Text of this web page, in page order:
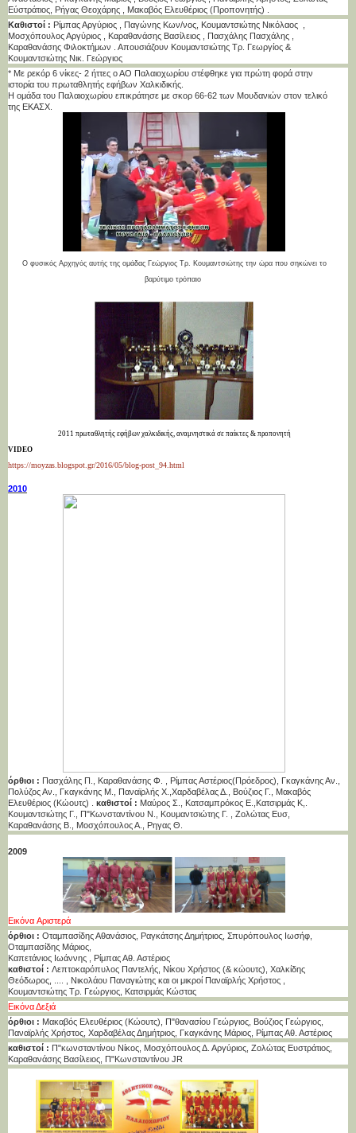
Εύστράτιος, Ρήγας Θεοχάρης , Μακαβός Ελευθέριος (Προπονητής) .
Καθιστοί : Ρίμπας Αργύριος , Παγώνης Κων/νος, Κουμαντσιώτης Νικόλαος ,
Μοσχόπουλος Αργύριος , Καραθανάσης Βασίλειος , Πασχάλης Πασχάλης ,
Καραθανάσης Φιλοκτήμων . Απουσιάζουν Κουμαντσιώτης Τρ. Γεωργίος &
Κουμαντσιώτης Νικ. Γεώργιος
* Με ρεκόρ 6 νίκες- 2 ήττες ο ΑΟ Παλαιοχωρίου στέφθηκε για πρώτη φορά στην
ιστορία του πρωταθλητής εφήβων Χαλκιδικής.
Η ομάδα του Παλαιοχωρίου επικράτησε με σκορ 66-62 των Μουδανιών στον τελικό
της ΕΚΑΣΧ.
O φυσικός Αρχηγός αυτής της ομάδας Γεώργιος Τρ. Κουμαντσιώτης την ώρα που σηκώνει το
βαρύτιμο τρόπαιο
2011 πρωταθλητής εφήβων χαλκιδικής, αναμνηστικά σε παίκτες & προπονητή
VIDEO
https://moyzas.blogspot.gr/2016/05/blog-post_94.html
2010
όρθιοι : Πασχάλης Π., Καραθανάσης Φ. , Ρίμπας Αστέριος(Πρόεδρος), Γκαγκάνης Αν.,
Πολύζος Αν., Γκαγκάνης Μ., Παναϊρλής Χ.,Χαρδαβέλας Δ., Βούζιος Γ., Μακαβός
Ελευθέριος (Κώουτς) . καθιστοί : Μαύρος Σ., Κατσαμπρόκος Ε.,Κατσιρμάς Κ,.
Κουμαντσιώτης Γ., Π"Κωνσταντίνου Ν., Κουμαντσιώτης Γ. , Ζολώτας Ευσ,
Καραθανάσης Β., Μοσχόπουλος Α., Ρηγας Θ.
2009
Εικόνα Αριστερά
όρθιοι : Οταμπασίδης Αθανάσιος, Ραγκάτσης Δημήτριος, Σπυρόπουλος Ιωσήφ,
Οταμπασίδης Μάριος,
Καπετάνιος Ιωάννης , Ρίμπας Αθ. Αστέριος
καθιστοί : Λεπτοκαρόπυλος Παντελής, Νίκου Χρήστος (& κώουτς), Χαλκίδης
Θεόδωρος, .... , Νικολάου Παναγιώτης και οι μικροί Παναϊρλής Χρήστος ,
Κουμαντσιώτης Τρ. Γεώργιος, Κατσιρμάς Κώστας
Εικόνα Δεξιά
όρθιοι : Μακαβός Ελευθέριος (Κώουτς), Π"θανασίου Γεώργιος, Βούζιος Γεώργιος,
Παναϊρλής Χρήστος, Χαρδαβέλας Δημήτριος, Γκαγκάνης Μάριος, Ρίμπας Αθ. Αστέριος
καθιστοί : Π"κωνσταντίνου Νίκος, Μοσχόπουλος Δ. Αργύριος, Ζολώτας Ευστράτιος,
Καραθανάσης Βασίλειος, Π"Κωνσταντίνου JR